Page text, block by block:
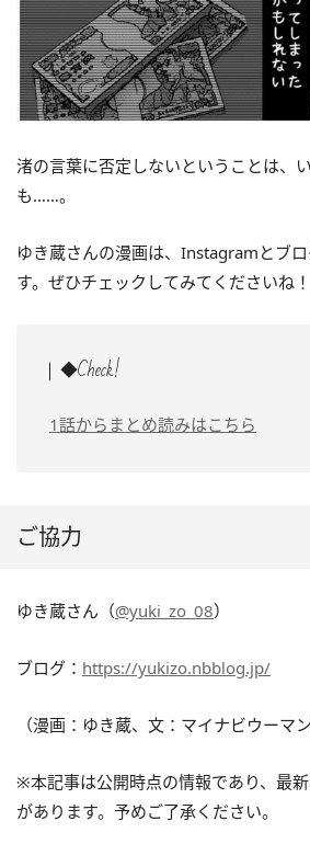
渚の言葉に否定しないということは、
も……。
ゆき蔵さんの漫画は、Instagramとブ
す。ぜひチェックしてみてくださいね！
◆Check!
1話からまとめ読みはこちら
ご協力
ゆき蔵さん（@yuki_zo_08）
ブログ： https://yukizo.nbblog.jp/
（漫画：ゆき蔵、文：マイナビウーマ
※本記事は公開時点の情報であり、最
があります。予めご了承ください。